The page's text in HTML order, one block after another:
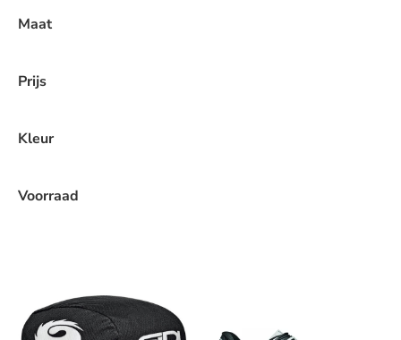
Maat
Prijs
Kleur
Voorraad